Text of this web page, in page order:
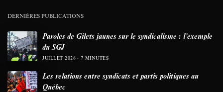
DERNIÈRES PUBLICATIONS
Paroles de Gilets jaunes sur le syndicalisme : l’exemple
du SGJ
JUILLET 2026 7 MINUTES
Les relations entre syndicats et partis politiques au
Québec